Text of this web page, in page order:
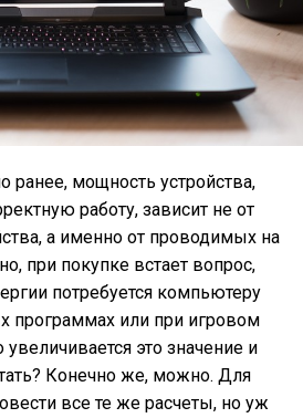
ранее, мощность устройства,
работу, зависит не от
а именно от проводимых на
при покупке встает вопрос,
потребуется компьютеру
программах или при игровом
это значение и
Конечно же, можно. Для
все те же расчеты, но уж